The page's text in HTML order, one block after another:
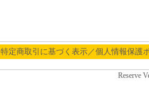
特定商取引に基づく表示／個人情報保護
Reserve